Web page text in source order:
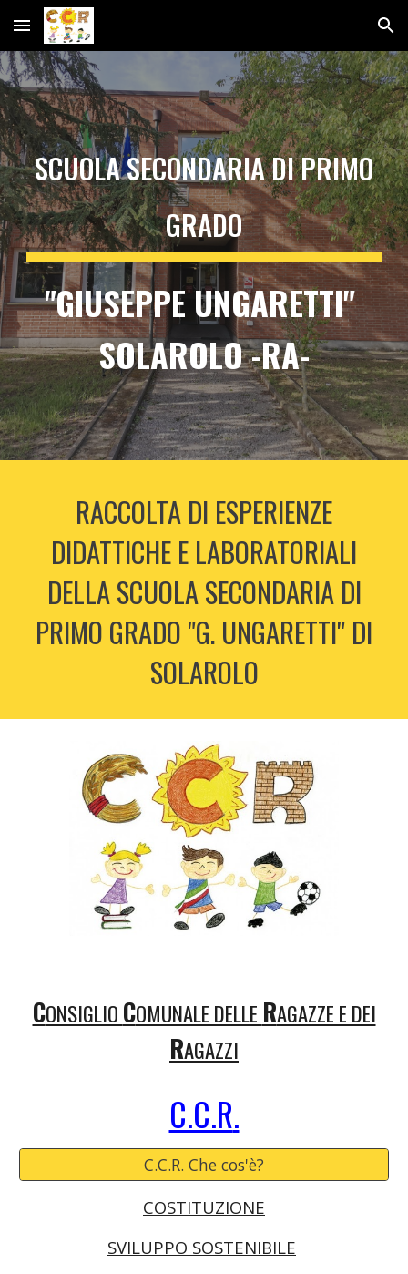
Skip to main content Skip to navigation
SCUOLA SECONDARIA DI PRIMO
GRADO
"GIUSEPPE UNGARETTI"
SOLAROLO -RA-
RACCOLTA DI ESPERIENZE
DIDATTICHE E LABORATORIALI
DELLA SCUOLA SECONDARIA DI
PRIMO GRADO "G. UNGARETTI" DI
SOLAROLO
CONSIGLIO COMUNALE DELLE RAGAZZE E DEI
RAGAZZI
C.C.R.
C.C.R. Che cos'è?
COSTITUZIONE
SVILUPPO SOSTENIBILE